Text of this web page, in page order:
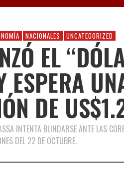
NACIONALES UNCATEGORIZED
EL
ESPERA
DE
INTENTA BLINDARSE ANTE LAS
DEL 22 DE OCTUBRE.